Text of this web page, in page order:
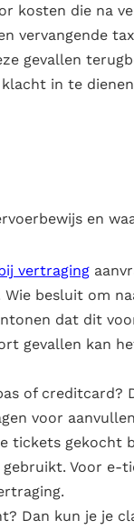
kosten die na
vervangende
gevallen
in te
en
vertraging
besluit om
dat dit
gevallen kan
of creditcard?
voor
gekocht
Voor
Dan kun je je